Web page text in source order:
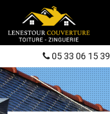
05 33 06 15 39